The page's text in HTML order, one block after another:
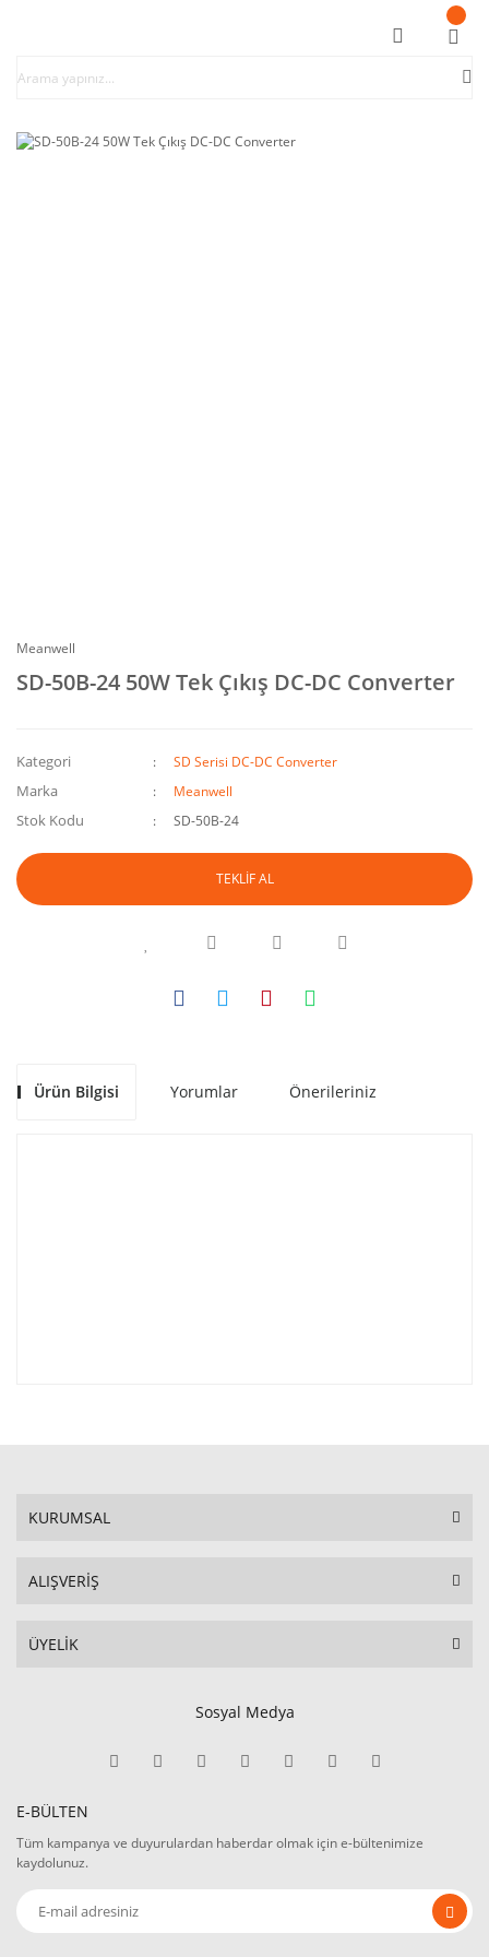
Meanwell
SD-50B-24 50W Tek Çıkış DC-DC Converter
Kategori SD Serisi DC-DC Converter
Marka Meanwell
Stok Kodu SD-50B-24
TEKLİF AL
Ürün Bilgisi Yorumlar Önerileriniz
KURUMSAL
ALIŞVERİŞ
ÜYELİK
Sosyal Medya
E-BÜLTEN
Tüm kampanya ve duyurulardan haberdar olmak için e-bültenimize
kaydolunuz.